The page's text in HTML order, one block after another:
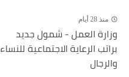
منذ 28 أيام
وزارة العمل - شمول جديد
براتب الرعاية الاجتماعية للنساء
والرجال